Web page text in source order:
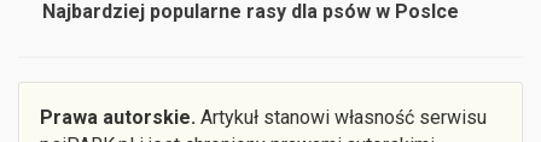
Najbardziej popularne rasy dla psów w Poslce
Prawa autorskie. Artykuł stanowi własność serwisu